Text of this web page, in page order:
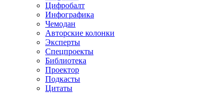
Цифробалт
Инфографика
Чемодан
Авторские колонки
Эксперты
Спецпроекты
Библиотека
Проектор
Подкасты
Цитаты